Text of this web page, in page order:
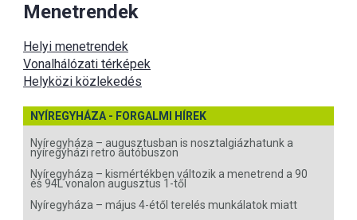
Menetrendek
Helyi menetrendek
Vonalhálózati térképek
Helyközi közlekedés
NYÍREGYHÁZA - FORGALMI HÍREK
Nyíregyháza – augusztusban is nosztalgiázhatunk a
nyíregyházi retro autóbuszon
Nyíregyháza – kismértékben változik a menetrend a 90
és 94L vonalon augusztus 1-től
Nyíregyháza – május 4-étől terelés munkálatok miatt